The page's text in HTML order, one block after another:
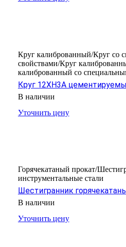
Круг калиброванный/Круг со
свойствами/Круг
калиброванный со
Круг 12ХН3А
В наличии
Уточнить цену
Горячекатаный прокат/
инструментальные стали
Шестигранник
В наличии
Уточнить цену